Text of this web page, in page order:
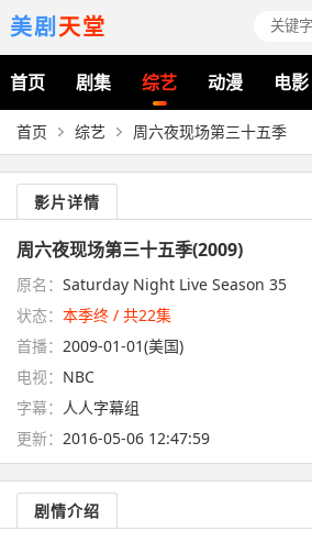
美剧天堂
首页 剧集 综艺 动漫 电影
首页 综艺 周六夜现场第三十五季
影片详情
周六夜现场第三十五季(2009)
原名： Saturday Night Live Season 35
状态： 本季终 / 共22集
首播： 2009-01-01(美国)
电视： NBC
字幕： 人人字幕组
更新： 2016-05-06 12:47:59
剧情介绍